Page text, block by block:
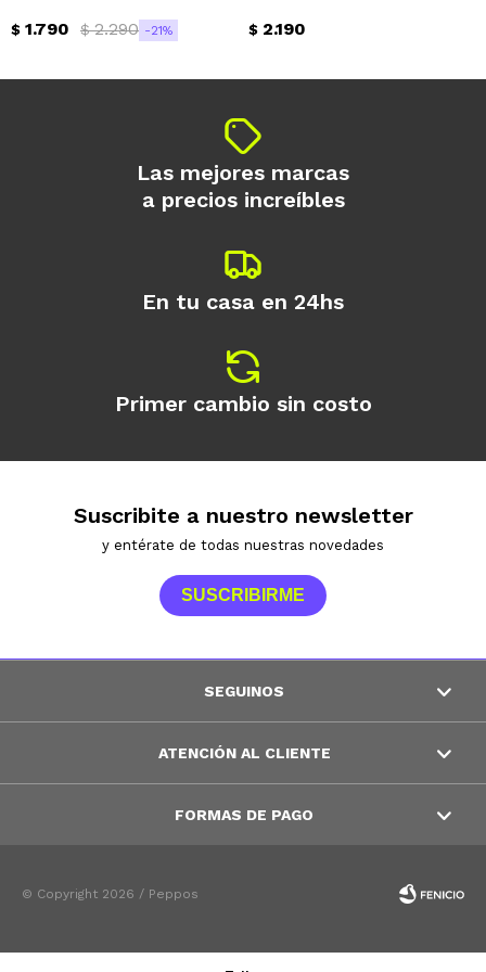
$ 1.790 $ 2.290 21 $ 2.190
Las mejores marcas
a precios increíbles
En tu casa en 24hs
Primer cambio sin costo
Suscribite a nuestro newsletter
y entérate de todas nuestras novedades
SUSCRIBIRME
SEGUINOS
ATENCIÓN AL CLIENTE
FORMAS DE PAGO
© Copyright 2026 / Peppos